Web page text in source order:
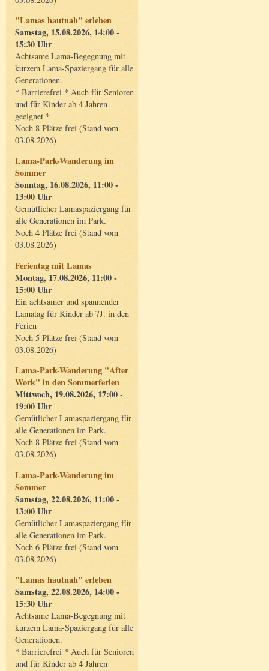
"Lamas hautnah" erleben
Samstag, 15.08.2026, 14:00 -
15:30 Uhr
Achtsame Lama-Begegnung mit
kurzem Lama-Spaziergang für alle
Generationen.
* Barrierefrei * Auch für Senioren
und für Kinder ab 4 Jahren
geeignet *
Noch 8 Plätze frei (Stand vom
03.08.2026)
Lama-Park-Wanderung im
Sommer
Sonntag, 16.08.2026, 11:00 -
13:00 Uhr
Gemütlicher Lamaspaziergang für
alle Generationen im Park.
Noch 4 Plätze frei (Stand vom
03.08.2026)
Ferientag mit Lamas
Montag, 17.08.2026, 11:00 -
15:00 Uhr
Ein achtsamer und spannender
Lamatag für Kinder ab 7J. in den
Ferien
Noch 5 Plätze frei (Stand vom
03.08.2026)
Lama-Park-Wanderung "After
Work" in den Sommerferien
Mittwoch, 19.08.2026, 17:00 -
19:00 Uhr
Gemütlicher Lamaspaziergang für
alle Generationen im Park.
Noch 8 Plätze frei (Stand vom
03.08.2026)
Lama-Park-Wanderung im
Sommer
Samstag, 22.08.2026, 11:00 -
13:00 Uhr
Gemütlicher Lamaspaziergang für
alle Generationen im Park.
Noch 6 Plätze frei (Stand vom
03.08.2026)
"Lamas hautnah" erleben
Samstag, 22.08.2026, 14:00 -
15:30 Uhr
Achtsame Lama-Begegnung mit
kurzem Lama-Spaziergang für alle
Generationen.
* Barrierefrei * Auch für Senioren
und für Kinder ab 4 Jahren